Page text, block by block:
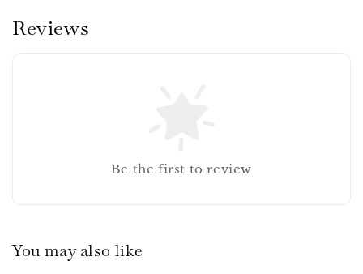
Reviews
Be the first to review
You may also like